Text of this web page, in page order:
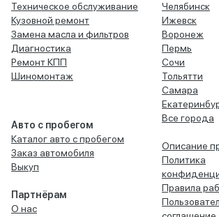
Техническое обслуживание
Кузовной ремонт
Замена масла и фильтров
Диагностика
Ремонт КПП
Шиномонтаж
Авто с пробегом
Каталог авто с пробегом
Заказ автомобиля
Выкуп
Партнёрам
О нас
Челябинск
Ижевск
Воронеж
Пермь
Сочи
Тольятти
Самара
Все города
Описание
Политика
Правила